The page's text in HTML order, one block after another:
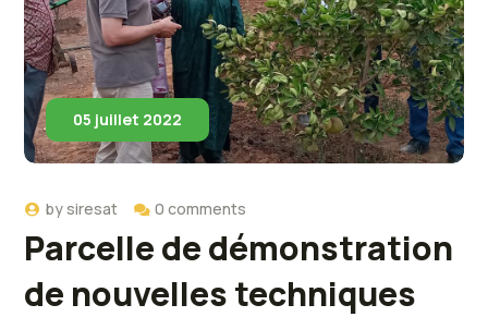
05 juillet 2022
by siresat 0 comments
Parcelle de démonstration
de nouvelles techniques